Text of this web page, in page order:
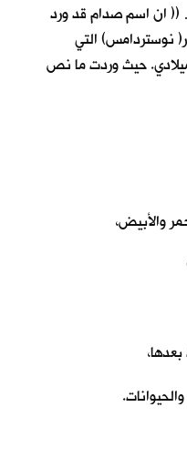
(( ان اسم صدام قد ورد
نوستردامس) التي
حيث وردت ما نص
والأبيض،